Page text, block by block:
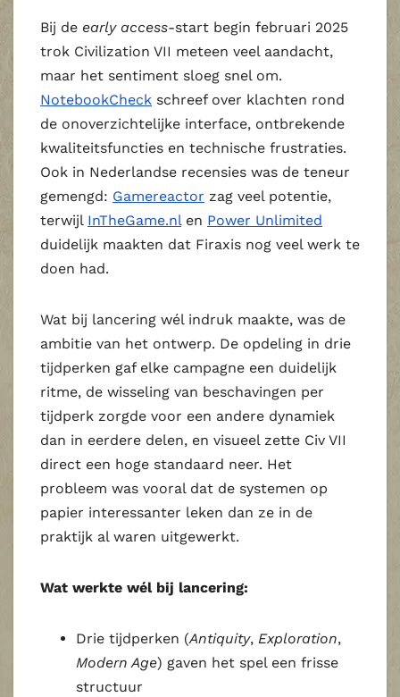
Bij de early access-start begin februari 2025
trok Civilization VII meteen veel aandacht,
maar het sentiment sloeg snel om.
NotebookCheck schreef over klachten rond
de onoverzichtelijke interface, ontbrekende
kwaliteitsfuncties en technische frustraties.
Ook in Nederlandse recensies was de teneur
gemengd: Gamereactor zag veel potentie,
terwijl InTheGame.nlen Power Unlimited
duidelijk maakten dat Firaxis nog veel werk te
doen had.
Wat bij lancering wél indruk maakte, was de
ambitie van het ontwerp. De opdeling in drie
tijdperken gaf elke campagne een duidelijk
ritme, de wisseling van beschavingen per
tijdperk zorgde voor een andere dynamiek
dan in eerdere delen, en visueel zette Civ VII
direct een hoge standaard neer. Het
probleem was vooral dat de systemen op
papier interessanter leken dan ze in de
praktijk al waren uitgewerkt.
Wat werkte wél bij lancering:
Drie tijdperken (Antiquity, Exploration,
Modern Age) gaven het spel een frisse
structuur